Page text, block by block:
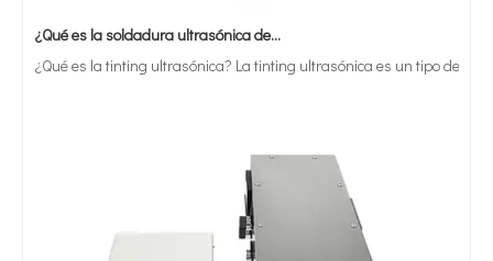
¿Qué es la tinting ultrasónica? La tinting ultrasónica es un tipo de